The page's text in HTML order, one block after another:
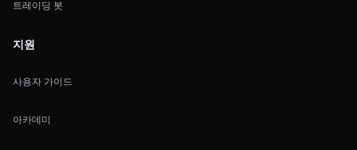
트레이딩 봇
지원
사용자 가이드
아카데미